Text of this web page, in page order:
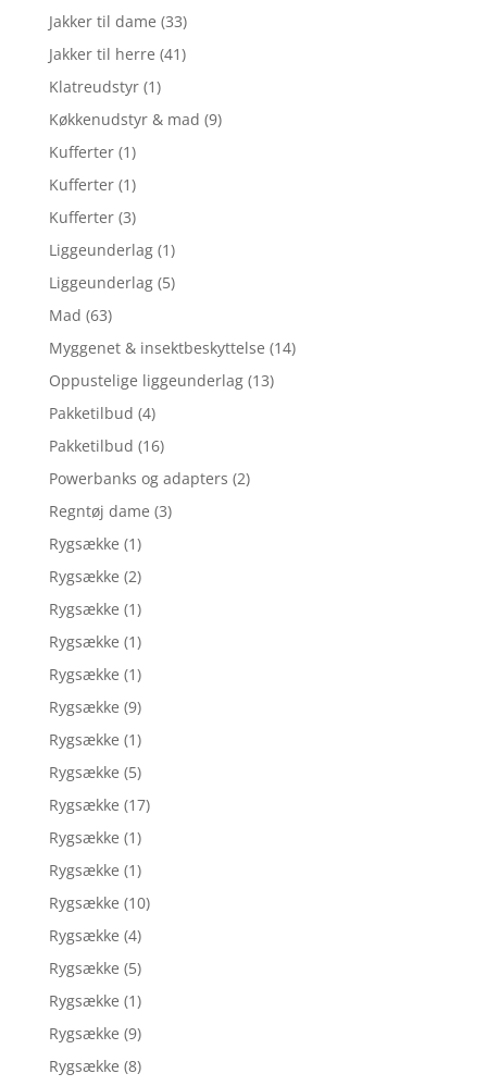
Jakker til dame (33)
Jakker til herre (41)
Klatreudstyr (1)
Køkkenudstyr & mad (9)
Kufferter (1)
Kufferter (1)
Kufferter (3)
Liggeunderlag (1)
Liggeunderlag (5)
Mad (63)
Myggenet & insektbeskyttelse (14)
Oppustelige liggeunderlag (13)
Pakketilbud (4)
Pakketilbud (16)
Powerbanks og adapters (2)
Regntøj dame (3)
Rygsække (1)
Rygsække (2)
Rygsække (1)
Rygsække (1)
Rygsække (1)
Rygsække (9)
Rygsække (1)
Rygsække (5)
Rygsække (17)
Rygsække (1)
Rygsække (1)
Rygsække (10)
Rygsække (4)
Rygsække (5)
Rygsække (1)
Rygsække (9)
Rygsække (8)